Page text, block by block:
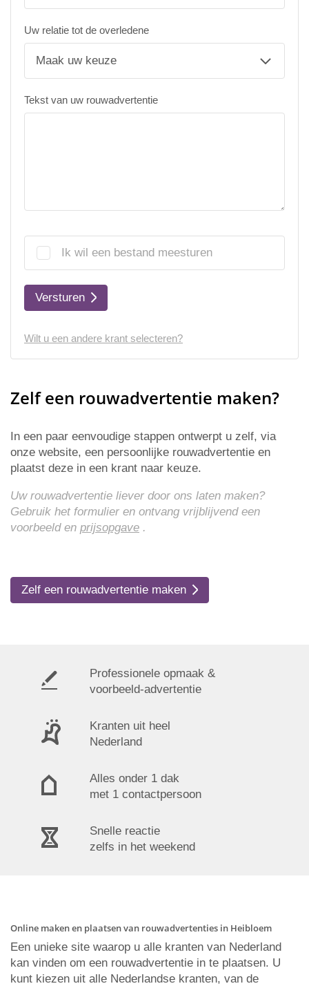
Uw relatie tot de overledene
Tekst van uw rouwadvertentie
Ik wil een bestand meesturen
Versturen
Wilt u een andere krant selecteren?
Zelf een rouwadvertentie maken?
In een paar eenvoudige stappen ontwerpt u zelf, via
onze website, een persoonlijke rouwadvertentie en
plaatst deze in een krant naar keuze.
Uw rouwadvertentie liever door ons laten maken?
Gebruik het formulier en ontvang vrijblijvend een
voorbeeld en prijsopgave .
Zelf een rouwadvertentie maken
Professionele opmaak &
voorbeeld-advertentie
Kranten uit heel
Nederland
Alles onder 1 dak
met 1 contactpersoon
Snelle reactie
zelfs in het weekend
Online maken en plaatsen van rouwadvertenties in Heibloem
Een unieke site waarop u alle kranten van Nederland
kan vinden om een rouwadvertentie in te plaatsen. U
kunt kiezen uit alle Nederlandse kranten, van de